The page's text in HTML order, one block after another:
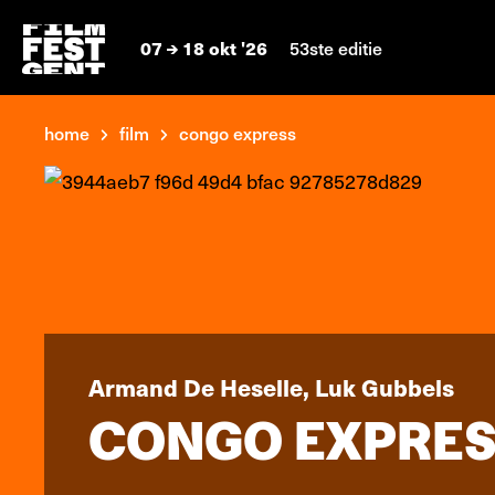
07 18 okt '26 53ste editie
home film congo express
Armand De Heselle, Luk Gubbels
CONGO